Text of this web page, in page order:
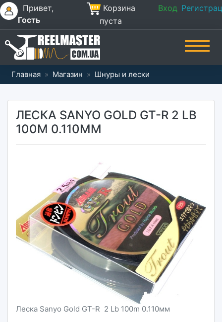
Привет,
Гость
Корзина
пуста
Вход
Главная » Магазин » Шнуры и лески
ЛЕСКА SANYO GOLD GT-R 2 LB
100M 0.110ММ
Леска Sanyo Gold GT-R 2 Lb 100m 0.110мм